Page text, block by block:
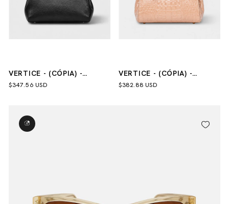
VERTICE - (CÓPIA) -
(CÓPIA) - (CÓPIA) - (CÓPIA)
$347.56 USD
VERTICE - (CÓPIA) -
(CÓPIA) - (CÓPIA) - (CÓPIA)
$382.88 USD